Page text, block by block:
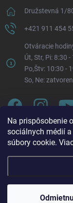
Na prispôsobenie
sociálnych médií
súbory cookie.
2026 bude
čase: 🕥
Družstevná 1/
+421 911 454
Otváracie
Út, Str, Pi: 8:30 -
Po,Štv: 10:30 -
So, Ne:
Copyright 2026